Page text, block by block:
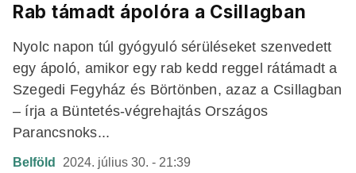
Rab támadt ápolóra a Csillagban
Nyolc napon túl gyógyuló sérüléseket szenvedett
egy ápoló, amikor egy rab kedd reggel rátámadt a
Szegedi Fegyház és Börtönben, azaz a Csillagban
– írja a Büntetés-végrehajtás Országos
Parancsnoks...
Belföld 2024. július 30. - 21:39